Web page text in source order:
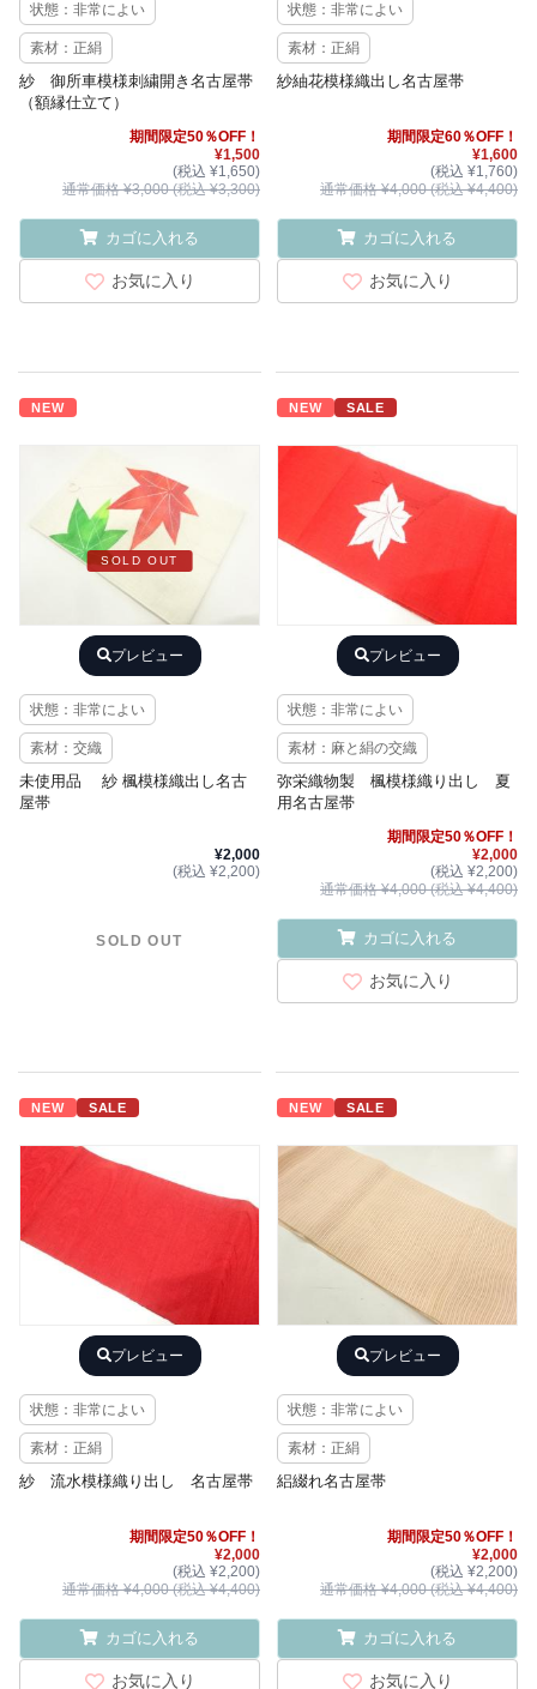
状態：非常によい
素材：正絹
紗 御所車模様刺繍開き名古屋帯
（額縁仕立て）
期間限定50％OFF！
¥1,500
(税込 ¥1,650)
通常価格 ¥3,000 (税込 ¥3,300)
カゴに入れる
お気に入り
状態：非常によい
素材：正絹
紗紬花模様織出し名古屋帯
期間限定60％OFF！
¥1,600
(税込 ¥1,760)
通常価格 ¥4,000 (税込 ¥4,400)
カゴに入れる
お気に入り
NEW
SOLD OUT
プレビュー
状態：非常によい
素材：交織
未使用品 紗 楓模様織出し名古
屋帯
¥2,000
(税込 ¥2,200)
SOLD OUT
NEW SALE
プレビュー
状態：非常によい
素材：麻と絹の交織
弥栄織物製 楓模様織り出し 夏
用名古屋帯
期間限定50％OFF！
¥2,000
(税込 ¥2,200)
通常価格 ¥4,000 (税込 ¥4,400)
カゴに入れる
お気に入り
NEW SALE
プレビュー
状態：非常によい
素材：正絹
紗 流水模様織り出し 名古屋帯
期間限定50％OFF！
¥2,000
(税込 ¥2,200)
通常価格 ¥4,000 (税込 ¥4,400)
カゴに入れる
お気に入り
NEW SALE
プレビュー
状態：非常によい
素材：正絹
絽綴れ名古屋帯
期間限定50％OFF！
¥2,000
(税込 ¥2,200)
通常価格 ¥4,000 (税込 ¥4,400)
カゴに入れる
お気に入り